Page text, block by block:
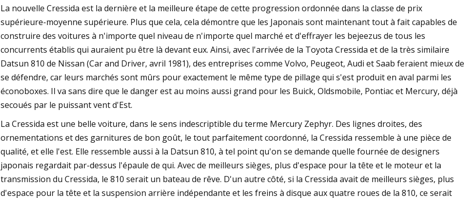
La nouvelle Cressida est la dernière et la meilleure étape de cette progression ordonnée dans la classe de prix
supérieure-moyenne supérieure. Plus que cela, cela démontre que les Japonais sont maintenant tout à fait capables de
construire des voitures à n'importe quel niveau de n'importe quel marché et d'effrayer les bejeezus de tous les
concurrents établis qui auraient pu être là devant eux. Ainsi, avec l'arrivée de la Toyota Cressida et de la très similaire
Datsun 810 de Nissan (Car and Driver, avril 1981), des entreprises comme Volvo, Peugeot, Audi et Saab feraient mieux de
se défendre, car leurs marchés sont mûrs pour exactement le même type de pillage qui s'est produit en aval parmi les
éconoboxes. Il va sans dire que le danger est au moins aussi grand pour les Buick, Oldsmobile, Pontiac et Mercury, déjà
secoués par le puissant vent d'Est.
La Cressida est une belle voiture, dans le sens indescriptible du terme Mercury Zephyr. Des lignes droites, des
ornementations et des garnitures de bon goût, le tout parfaitement coordonné, la Cressida ressemble à une pièce de
qualité, et elle l'est. Elle ressemble aussi à la Datsun 810, à tel point qu'on se demande quelle fournée de designers
japonais regardait par-dessus l'épaule de qui. Avec de meilleurs sièges, plus d'espace pour la tête et le moteur et la
transmission du Cressida, le 810 serait un bateau de rêve. D'un autre côté, si la Cressida avait de meilleurs sièges, plus
d'espace pour la tête et la suspension arrière indépendante et les freins à disque aux quatre roues de la 810, ce serait